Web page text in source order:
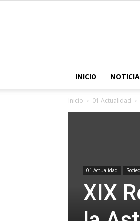
INICIO
Inicio 01 Actualidad
01 Actualidad
XIX